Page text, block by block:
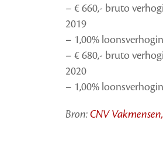
– € 660,- bruto
2019
– 1,00%
– € 680,- bruto
2020
– 1,00%
Bron:CNV